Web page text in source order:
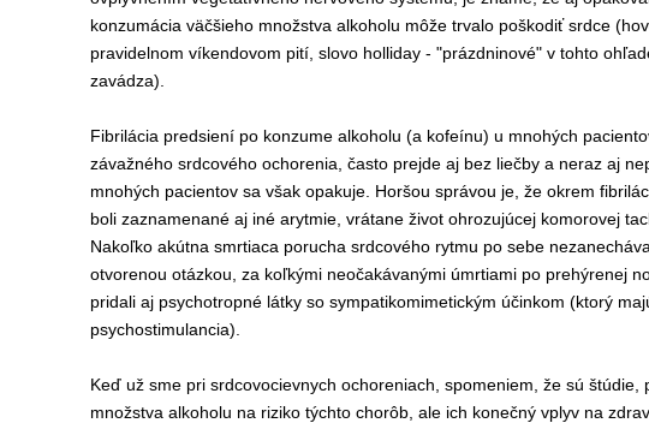
konzumácia väčšieho množstva alkoholu môže trvalo poškodiť srdce
pravidelnom víkendovom pití, slovo holliday - "prázdninové" v tohto
zavádza).
Fibrilácia predsiení po konzume alkoholu (a kofeínu) u mnohých
závažného srdcového ochorenia, často prejde aj bez liečby a neraz aj
mnohých pacientov sa však opakuje. Horšou správou je, že okrem
boli zaznamenané aj iné arytmie, vrátane život ohrozujúcej komorovej
Nakoľko akútna smrtiaca porucha srdcového rytmu po sebe
otvorenou otázkou, za koľkými neočakávanými úmrtiami po prehýrenej
pridali aj psychotropné látky so sympatikomimetickým účinkom (ktorý
psychostimulancia).
Keď už sme pri srdcovocievnych ochoreniach, spomeniem, že sú
množstva alkoholu na riziko týchto chorôb, ale ich konečný vplyv na